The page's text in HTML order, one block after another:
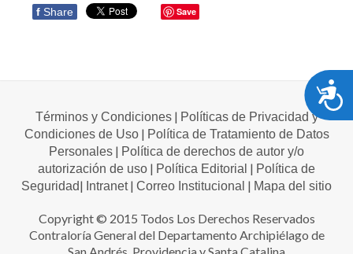
f Share Save
Términos y Condiciones| Políticas de Privacidad y
Condiciones de Uso| Política de Tratamiento de Datos
Personales | Política de derechos de autor y/o
autorización de uso | Política Editorial | Política de
Seguridad| Intranet| Correo Institucional | Mapa del sitio
Copyright © 2015 Todos Los Derechos Reservados
Contraloría General del Departamento Archipiélago de